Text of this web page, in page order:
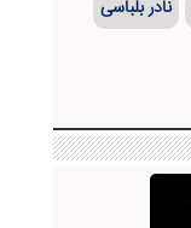
نادر بلباسی